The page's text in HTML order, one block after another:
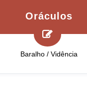
Oráculos
Baralho / Vidência